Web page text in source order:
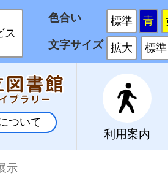
ス
色合い 標準 青
文字サイズ 拡大 標準
ついて
利用案内
示